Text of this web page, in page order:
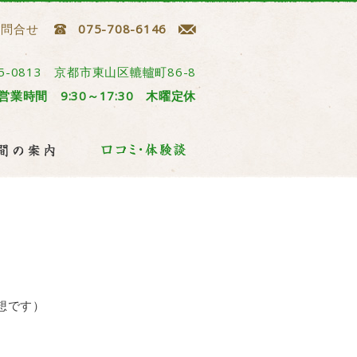
合せ 075-708-6146
0813 京都市東山区轆轤町86-8
業時間 9:30～17:30 木曜定休
す）